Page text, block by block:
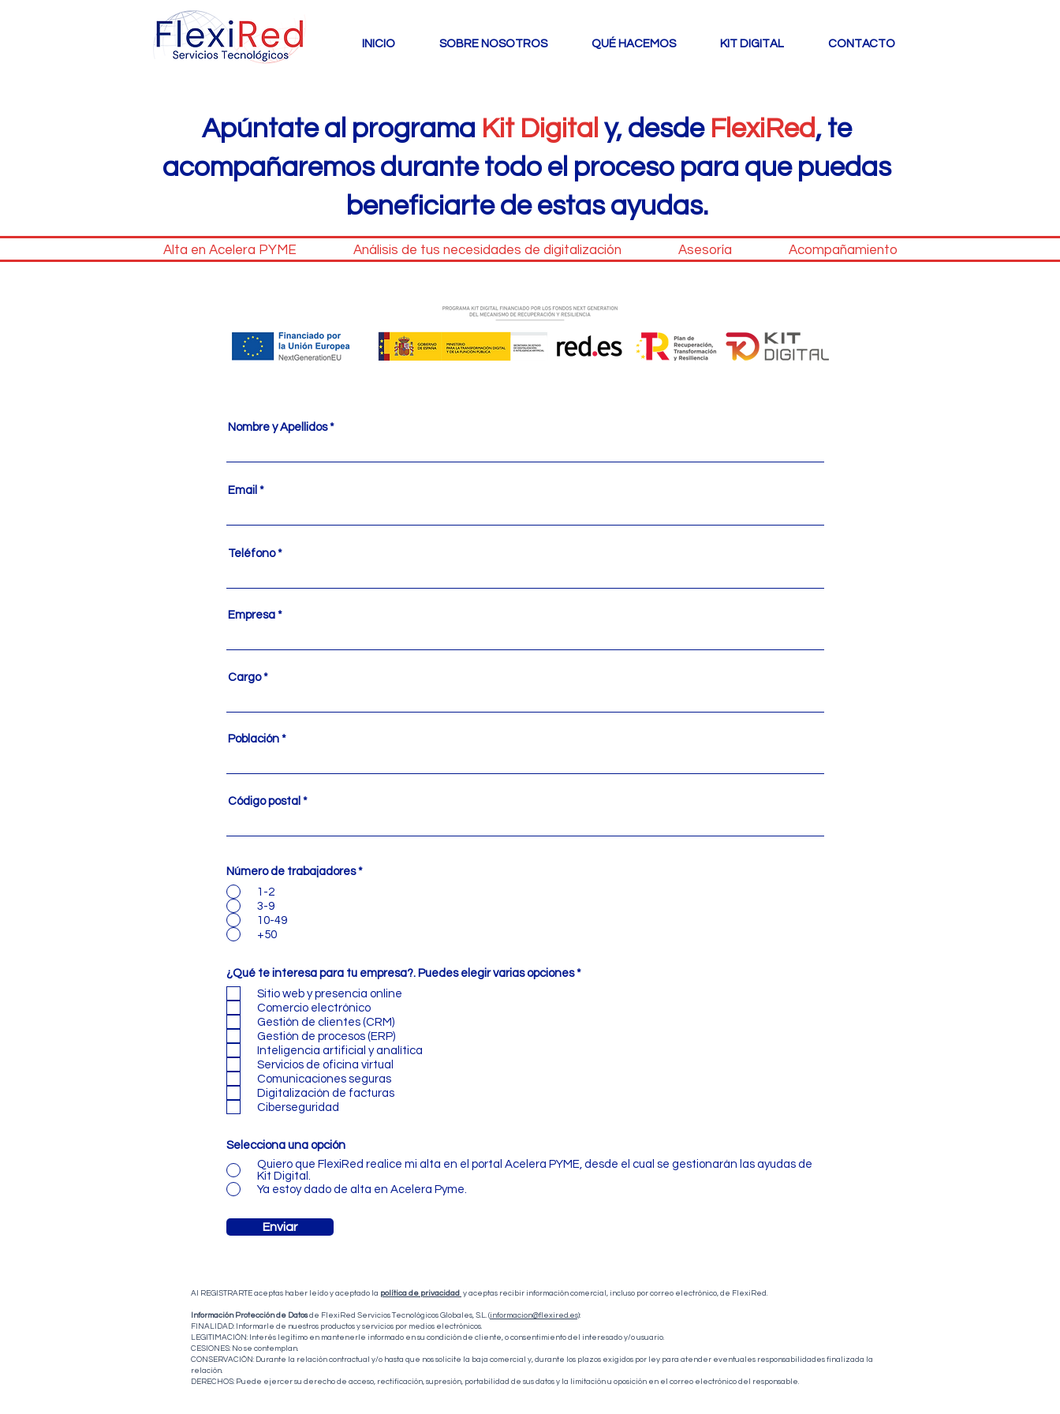
INICIO SOBRE NOSOTROS QUÉ HACEMOS KIT DIGITAL CONTACTO
Apúntate al programa Kit Digital y, desde FlexiRed, te
acompañaremos durante todo el proceso para que puedas
beneficiarte de estas ayudas.
Alta en Acelera PYME Análisis de tus necesidades de digitalización Asesoría Acompañamiento
Nombre y Apellidos
Email
Teléfono
Empresa
Cargo
Población
Código postal
Número de trabajadores *
1-2
3-9
10-49
+50
¿Qué te interesa para tu empresa?. Puedes elegir varias opciones *O
Sitio web y presencia online
Comercio electrónico
Gestión de clientes (CRM)
Gestión de procesos (ERP)
Inteligencia artificial y analítica
Servicios de oficina virtual
Comunicaciones seguras
Digitalización de facturas
Ciberseguridad
Selecciona una opción
Quiero que FlexiRed realice mi alta en el portal Acelera PYME, desde el cual se gestionarán las ayudas de
Kit Digital.
Ya estoy dado de alta en Acelera Pyme.
Enviar
Al REGISTRARTE aceptas haber leído y aceptado la política de privacidad y aceptas recibir información comercial, incluso por correo electrónico, de FlexiRed.
Información Protección de Datosde FlexiRed Servicios Tecnológicos Globales, S.L. (informacion@flexired.es):
FINALIDAD: Informarle de nuestros productos y servicios por medios electrónicos.
LEGITIMACIÓN: Interés legítimo en mantenerle informado en su condición de cliente, o consentimiento del interesado y/o usuario.
CESIONES: No se contemplan.
CONSERVACIÓN: Durante la relación contractual y/o hasta que nos solicite la baja comercial y, durante los plazos exigidos por ley para atender eventuales responsabilidades finalizada la
relación.
DERECHOS: Puede ejercer su derecho de acceso, rectificación, supresión, portabilidad de sus datos y la limitación u oposición en el correo electrónico del responsable.